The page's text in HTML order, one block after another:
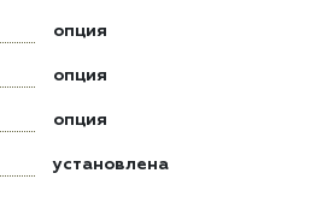
опция
опция
опция
установлена